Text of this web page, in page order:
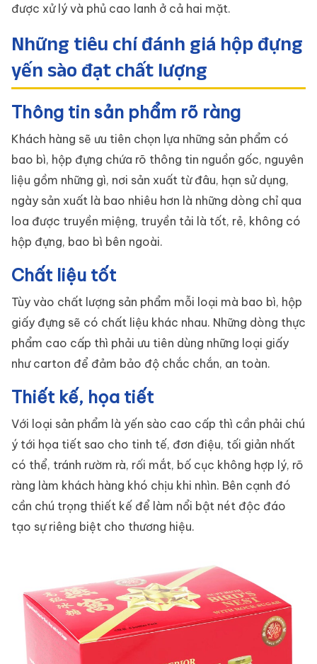
được xử lý và phủ cao lanh ở cả hai mặt.
Những tiêu chí đánh giá hộp đựng
yến sào đạt chất lượng
Thông tin sản phẩm rõ ràng
Khách hàng sẽ ưu tiên chọn lựa những sản phẩm có
bao bì, hộp đựng chứa rõ thông tin nguồn gốc, nguyên
liệu gồm những gì, nơi sản xuất từ đâu, hạn sử dụng,
ngày sản xuất là bao nhiêu hơn là những dòng chỉ qua
loa được truyền miệng, truyền tải là tốt, rẻ, không có
hộp đựng, bao bì bên ngoài.
Chất liệu tốt
Tùy vào chất lượng sản phẩm mỗi loại mà bao bì, hộp
giấy đựng sẽ có chất liệu khác nhau. Những dòng thực
phẩm cao cấp thì phải ưu tiên dùng những loại giấy
như carton để đảm bảo độ chắc chắn, an toàn.
Thiết kế, họa tiết
Với loại sản phẩm là yến sào cao cấp thì cần phải chú
ý tới họa tiết sao cho tinh tế, đơn điệu, tối giản nhất
có thể, tránh rườm rà, rối mắt, bố cục không hợp lý, rõ
ràng làm khách hàng khó chịu khi nhìn. Bên cạnh đó
cần chú trọng thiết kế để làm nổi bật nét độc đáo
tạo sự riêng biệt cho thương hiệu.